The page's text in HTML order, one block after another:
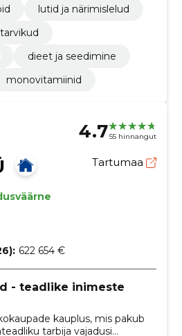
lutid ja närimislelud
tarvikud
dieet ja seedimine
monovitamiinid
4.755 hinnangut
Tartumaa
622 654 €
- teadlike inimeste
kauplus, mis pakub
tarbija vajadusi